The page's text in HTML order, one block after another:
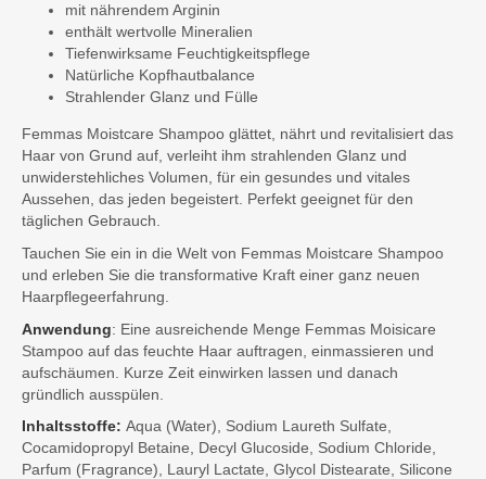
mit nährendem Arginin
enthält wertvolle Mineralien
Tiefenwirksame Feuchtigkeitspflege
Natürliche Kopfhautbalance
Strahlender Glanz und Fülle
Femmas Moistcare Shampoo glättet, nährt und revitalisiert das
Haar von Grund auf, verleiht ihm strahlenden Glanz und
unwiderstehliches Volumen, für ein gesundes und vitales
Aussehen, das jeden begeistert. Perfekt geeignet für den
täglichen Gebrauch.
Tauchen Sie ein in die Welt von Femmas Moistcare Shampoo
und erleben Sie die transformative Kraft einer ganz neuen
Haarpflegeerfahrung.
Anwendung: Eine ausreichende Menge Femmas Moisicare
Stampoo auf das feuchte Haar auftragen, einmassieren und
aufschäumen. Kurze Zeit einwirken lassen und danach
gründlich ausspülen.
Inhaltsstoffe: Aqua (Water), Sodium Laureth Sulfate,
Cocamidopropyl Betaine, Decyl Glucoside, Sodium Chloride,
Parfum (Fragrance), Lauryl Lactate, Glycol Distearate, Silicone